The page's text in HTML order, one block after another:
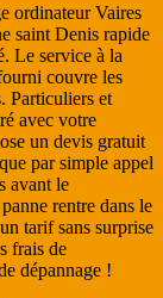
ordinateur Vaires
saint Denis rapide
Le service à la
couvre les
Particuliers et
avec votre
un devis gratuit
par simple appel
avant le
rentre dans le
tarif sans surprise
frais de
dépannage !